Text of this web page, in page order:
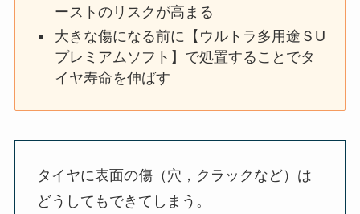
ーストのリスクが高まる
大きな傷になる前に【ウルトラ多用途ＳU
プレミアムソフト】で処置することでタ
イヤ寿命を伸ばす
タイヤに表面の傷（穴，クラックなど）は
どうしてもできてしまう。